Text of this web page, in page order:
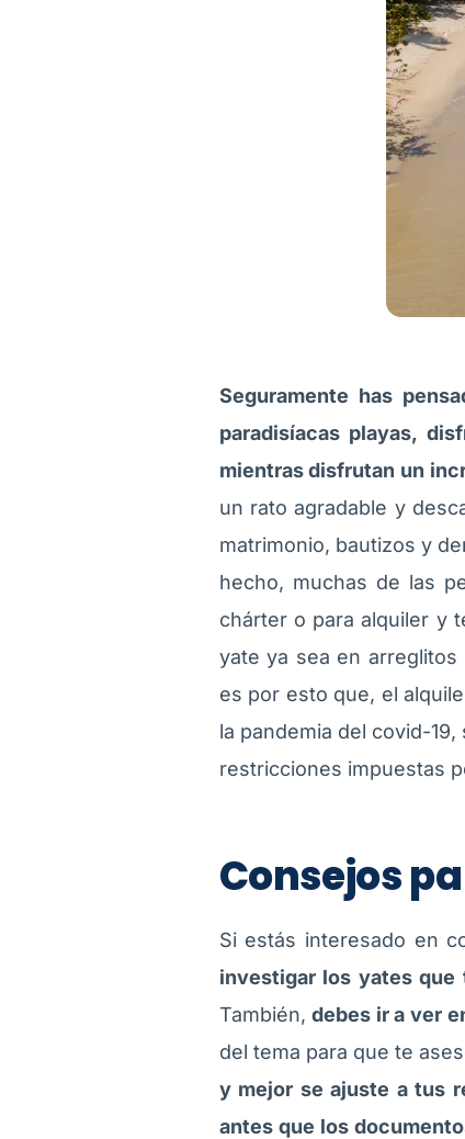
Seguramente has
paradisíacas playas,
mientras disfrutan un
un rato agradable y
matrimonio, bautizos y
hecho, muchas de las
chárter o para alquiler y
yate ya sea en
es por esto que, el
la pandemia del covid-
restricciones impuestas
Consejos
Si estás interesado en
investigar los yates
También,debes ir a ver
del tema para que te
y mejor se ajuste a tus
antes que los